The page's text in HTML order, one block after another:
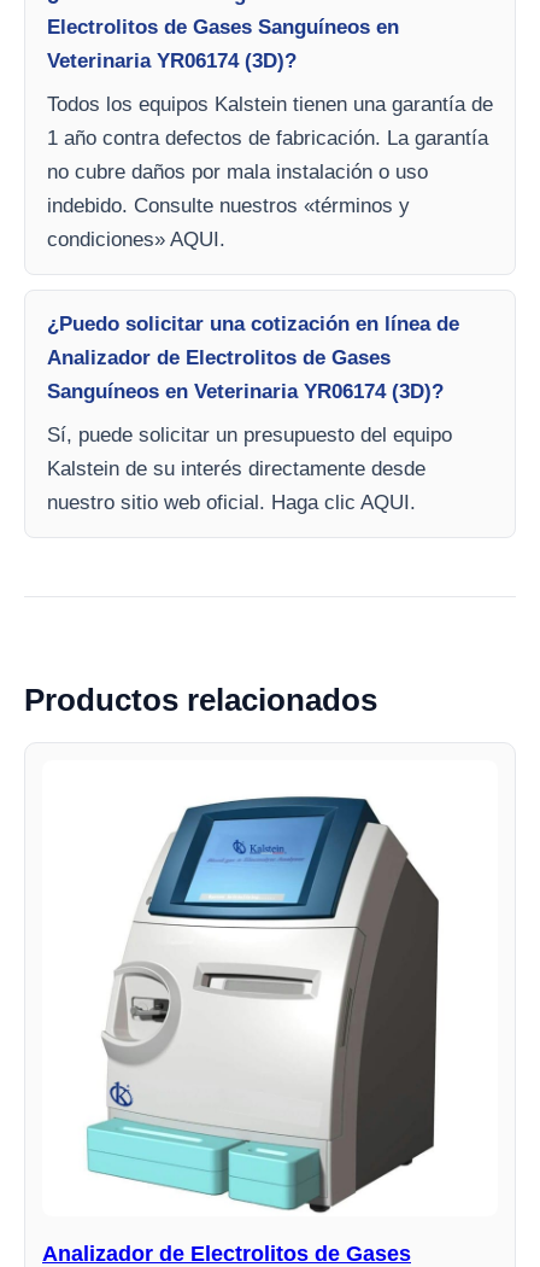
Electrolitos de Gases Sanguíneos en
Veterinaria YR06174 (3D)?
Todos los equipos Kalstein tienen una garantía de
1 año contra defectos de fabricación. La garantía
no cubre daños por mala instalación o uso
indebido. Consulte nuestros «términos y
condiciones» AQUI.
¿Puedo solicitar una cotización en línea de
Analizador de Electrolitos de Gases
Sanguíneos en Veterinaria YR06174 (3D)?
Sí, puede solicitar un presupuesto del equipo
Kalstein de su interés directamente desde
nuestro sitio web oficial. Haga clic AQUI.
Productos relacionados
Analizador de Electrolitos de Gases